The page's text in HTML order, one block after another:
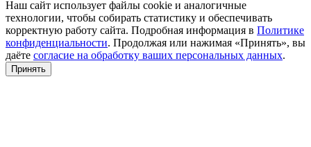
Наш сайт использует файлы cookie и аналогичные
технологии, чтобы собирать статистику и обеспечивать
корректную работу сайта. Подробная информация в Политике
конфиденциальности. Продолжая или нажимая «Принять», вы
даёте согласие на обработку ваших персональных данных.
Принять